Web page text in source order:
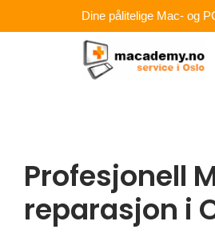
rett
Dine pålitelige Mac- og
Profesjonell
reparasjon i